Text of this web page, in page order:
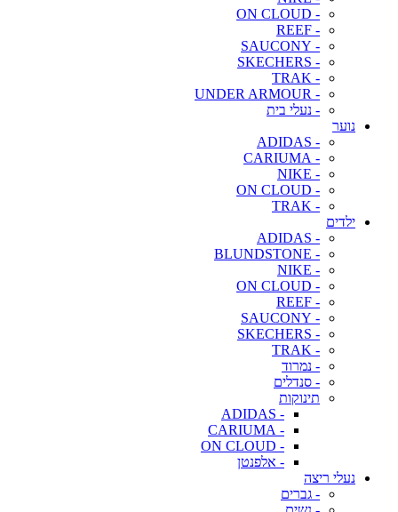
- ON CLOUD
- REEF
- SAUCONY
- SKECHERS
- TRAK
- UNDER ARMOUR
- נעלי בית
נוער
- ADIDAS
- CARIUMA
- NIKE
- ON CLOUD
- TRAK
ילדים
- ADIDAS
- BLUNDSTONE
- NIKE
- ON CLOUD
- REEF
- SAUCONY
- SKECHERS
- TRAK
- נמרוד
- סנדלים
תינוקות
- ADIDAS
- CARIUMA
- ON CLOUD
- אלפנטן
נעלי ריצה
- גברים